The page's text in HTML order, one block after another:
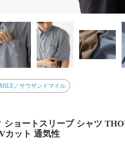
／サウザンドマイル
ョートスリーブ シャツ
カット 通気性